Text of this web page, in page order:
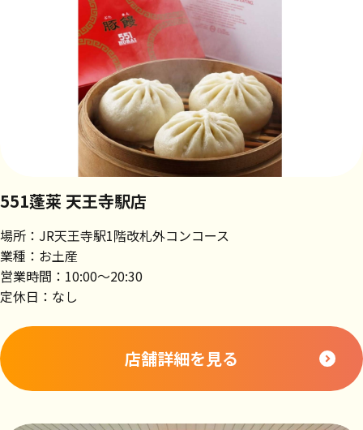
551蓬莱 天王寺駅店
場所：JR天王寺駅1階改札外コンコース
業種：お土産
営業時間：10:00～20:30
定休日：なし
店舗詳細を見る